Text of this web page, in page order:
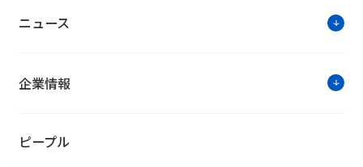
ニュース
企業情報
ピープル